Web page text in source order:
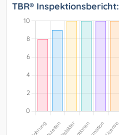
TBR® Inspektionsbericht: